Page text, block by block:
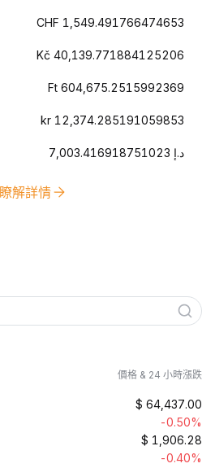
CHF 1,549.491766474653
Kč 40,139.771884125206
Ft 604,675.2515992369
kr 12,374.285191059853
د.إ 7,003.416918751023
瞭解詳情
價格 & 24 小時漲跌
$ 64,437.00
-0.50%
$ 1,906.28
-0.40%